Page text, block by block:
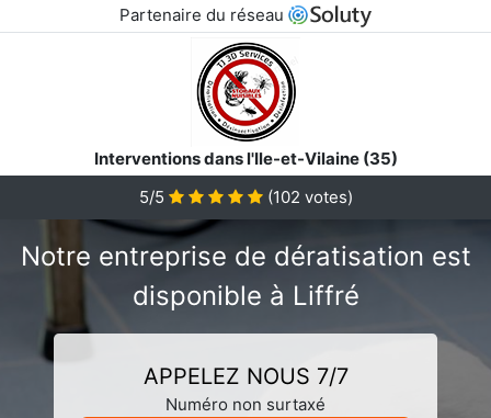
Partenaire du réseau
Interventions dans l'Ile-et-Vilaine (35)
5/5
(102 votes)
Notre entreprise de dératisation est
disponible à Liffré
APPELEZ NOUS 7/7
Numéro non surtaxé